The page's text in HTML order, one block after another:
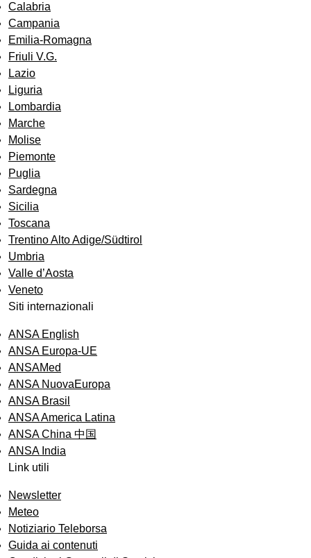
Calabria
Campania
Emilia-Romagna
Friuli V.G.
Lazio
Liguria
Lombardia
Marche
Molise
Piemonte
Puglia
Sardegna
Sicilia
Toscana
Trentino Alto Adige/Südtirol
Umbria
Valle d’Aosta
Veneto
Siti internazionali
ANSA English
ANSA Europa-UE
ANSAMed
ANSA NuovaEuropa
ANSA Brasil
ANSA America Latina
ANSA China 中国
ANSA India
Link utili
Newsletter
Meteo
Notiziario Teleborsa
Guida ai contenuti